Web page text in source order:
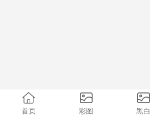
首页 彩图 黑白